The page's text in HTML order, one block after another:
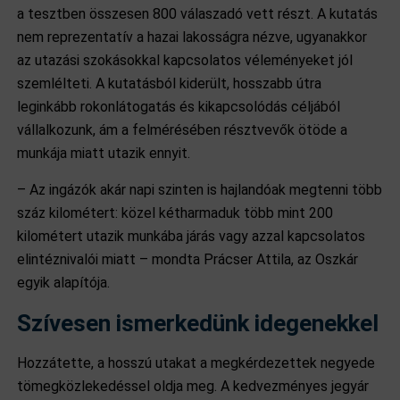
a tesztben összesen 800 válaszadó vett részt. A kutatás
nem reprezentatív a hazai lakosságra nézve, ugyanakkor
az utazási szokásokkal kapcsolatos véleményeket jól
szemlélteti. A kutatásból kiderült, hosszabb útra
leginkább rokonlátogatás és kikapcsolódás céljából
vállalkozunk, ám a felmérésében résztvevők ötöde a
munkája miatt utazik ennyit.
– Az ingázók akár napi szinten is hajlandóak megtenni több
száz kilométert: közel kétharmaduk több mint 200
kilométert utazik munkába járás vagy azzal kapcsolatos
elintéznivalói miatt – mondta Prácser Attila, az Oszkár
egyik alapítója.
Szívesen ismerkedünk idegenekkel
Hozzátette, a hosszú utakat a megkérdezettek negyede
tömegközlekedéssel oldja meg. A kedvezményes jegyár